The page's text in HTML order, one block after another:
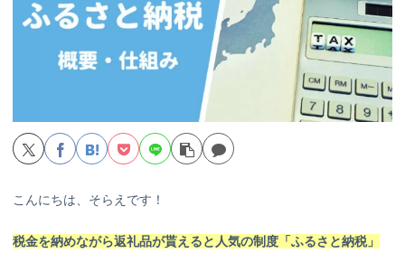
こんにちは、そらえです！
税金を納めながら返礼品が貰えると人気の制度「ふるさと納税」